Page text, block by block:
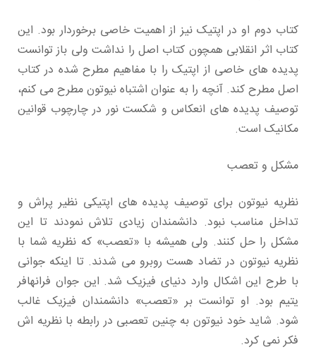
کتاب دوم او در اپتیک نیز از اهمیت خاصی برخوردار بود. این
کتاب اثر انقلابی همچون کتاب اصل را نداشت ولی باز توانست
پدیده های خاصی از اپتیک را با مفاهیم مطرح شده در کتاب
اصل مطرح کند. آنچه را به عنوان اشتباه نیوتون مطرح می کنم،
توصیف پدیده های انعکاس و شکست نور در چارچوب قوانین
مکانیک است.
مشکل و تعصب
نظریه نیوتون برای توصیف پدیده های اپتیکی نظیر پراش و
تداخل مناسب نبود. دانشمندان زیادی تلاش نمودند تا این
مشکل را حل کنند. ولی همیشه با «تعصب» که نظریه شما با
نظریه نیوتون در تضاد هست روبرو می شدند. تا اینکه جوانی
با طرح این اشکال وارد دنیای فیزیک شد. این جوان فرانهافر
یتیم بود. او توانست بر «تعصب» دانشمندان فیزیک غالب
شود. شاید خود نیوتون به چنین تعصبی در رابطه با نظریه اش
فکر نمی کرد.